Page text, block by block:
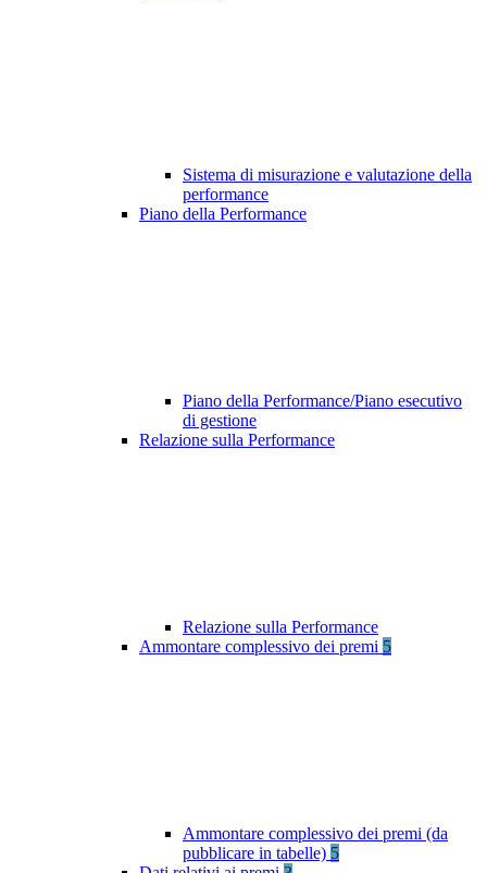
Sistema di misurazione e valutazione della
performance
Piano della Performance
Piano della Performance/Piano esecutivo
di gestione
Relazione sulla Performance
Relazione sulla Performance
Ammontare complessivo dei premi 5
Ammontare complessivo dei premi (da
pubblicare in tabelle) 5